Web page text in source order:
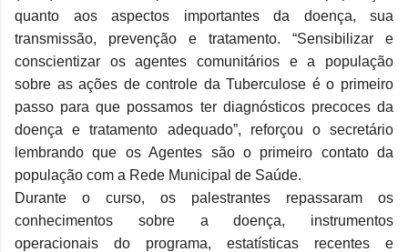
quanto aos aspectos importantes da doença, sua
transmissão, prevenção e tratamento. “Sensibilizar e
conscientizar os agentes comunitários e a população
sobre as ações de controle da Tuberculose é o primeiro
passo para que possamos ter diagnósticos precoces da
doença e tratamento adequado”, reforçou o secretário
lembrando que os Agentes são o primeiro contato da
população com a Rede Municipal de Saúde.
Durante o curso, os palestrantes repassaram os
conhecimentos sobre a doença, instrumentos
operacionais do programa, estatísticas recentes e